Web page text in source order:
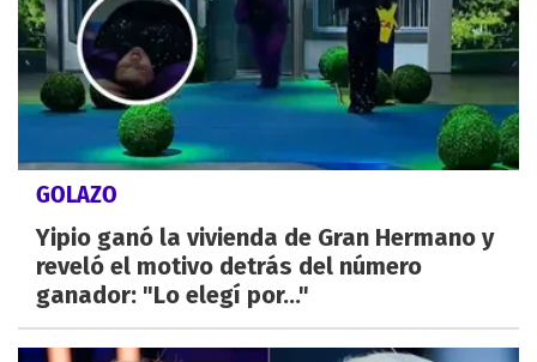
GOLAZO
Yipio ganó la vivienda de Gran Hermano y
reveló el motivo detrás del número
ganador: "Lo elegí por..."